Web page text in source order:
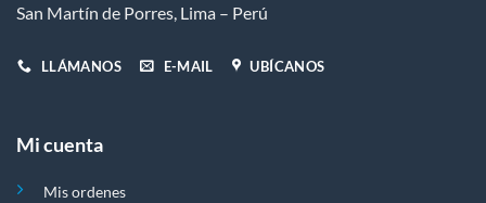
San Martín de Porres, Lima – Perú
LLÁMANOS E-MAIL UBÍCANOS
Mi cuenta
Mis ordenes